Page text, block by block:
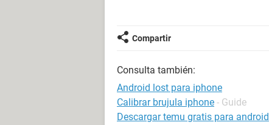
Compartir
Consulta también:
Android lost para iphone
Calibrar brujula iphone - Guide
Descargar temu gratis para android